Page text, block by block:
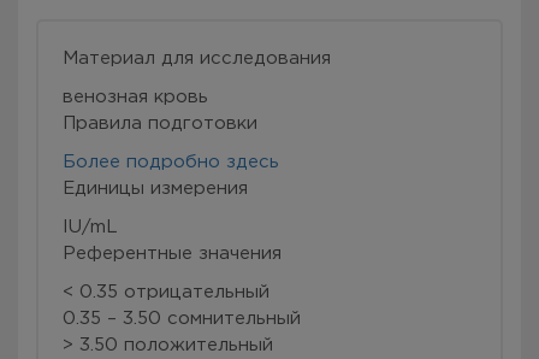
Материал для исследования
венозная кровь
Правила подготовки
Более подробно здесь
Eдиницы измерения
IU/mL
Референтные значения
< 0.35 отрицательный
0.35 – 3.50 сомнительный
> 3.50 положительный